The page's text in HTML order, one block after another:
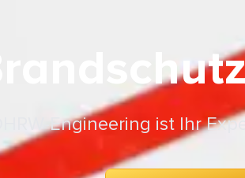
DHRW-Engineering ist Ihr